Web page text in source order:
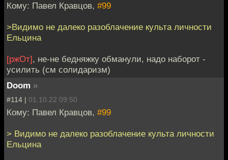
Кому: Павел Кравцов, #99
>Видимо не далеко разоблачение культа личности
Ельцина
[ржОт], не-не бедняжку обманули, надо наборот -
усилить (см солидаризм)
Doom »
#114 | 01.10.22 09:50
Кому: Павел Кравцов, #99
> Видимо не далеко разоблачение культа личности
Ельцина